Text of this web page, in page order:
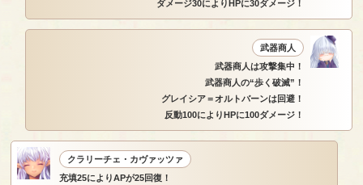
ダメージ30によりHPに30ダメージ！
武器商人
武器商人は攻撃集中！
武器商人の“歩く破滅”！
グレイシア＝オルトバーンは回避！
反動100によりHPに100ダメージ！
クラリーチェ・カヴァッツァ
充填25によりAPが25回復！